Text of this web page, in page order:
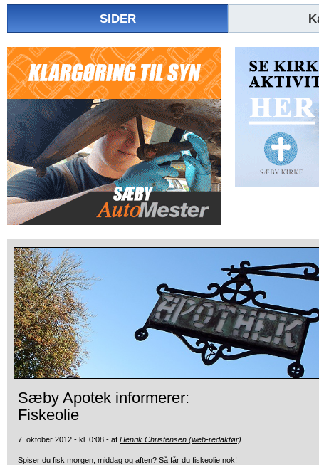
SIDER
Sæby Apotek informerer:
Fiskeolie
7. oktober 2012 - kl. 0:08 - af Henrik Christensen (web-redaktør)
Spiser du fisk morgen, middag og aften? Så får du fiskeolie nok!